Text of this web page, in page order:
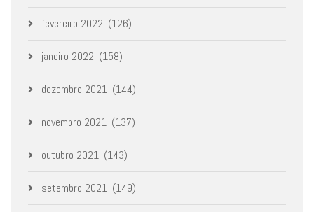
fevereiro 2022 (126)
janeiro 2022 (158)
dezembro 2021 (144)
novembro 2021 (137)
outubro 2021 (143)
setembro 2021 (149)